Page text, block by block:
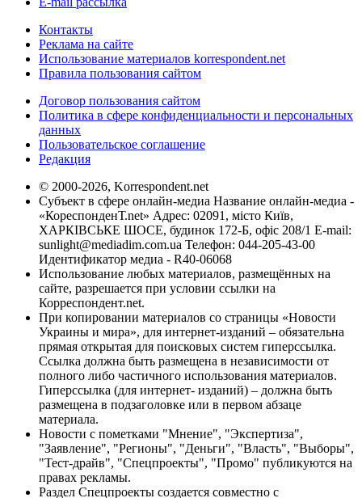
Контакты
Реклама на сайте
Использование материалов korrespondent.net
Правила пользования сайтом
Договор пользования сайтом
Политика в сфере конфиденциальности и персональных
данных
Пользовательское соглашение
Редакция
© 2000-2026, Korrespondent.net
Субъект в сфере онлайн-медиа Название онлайн-медиа -
«КореспонденТ.net» Адрес: 02091, місто Київ,
ХАРКІВСЬКЕ ШОСЕ, будинок 172-Б, офіс 208/1 E-mail:
sunlight@mediadim.com.ua Телефон: 044-205-43-00
Идентификатор медиа - R40-06068
Использование любых материалов, размещённых на
сайте, разрешается при условии ссылки на
Корреспондент.net.
При копировании материалов со страницы «Новости
Украины и мира», для интернет-изданий – обязательна
прямая открытая для поисковых систем гиперссылка.
Ссылка должна быть размещена в независимости от
полного либо частичного использования материалов.
Гиперссылка (для интернет- изданий) – должна быть
размещена в подзаголовке или в первом абзаце
материала.
Новости с пометками "Мнение", "Экспертиза",
"Заявление", "Регионы", "Деньги", "Власть", "Выборы",
"Тест-драйв", "Спецпроекты", "Промо" публикуются на
правах рекламы.
Раздел Спецпроекты создается совместно с